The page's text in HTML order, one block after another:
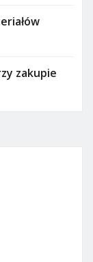
zakupie